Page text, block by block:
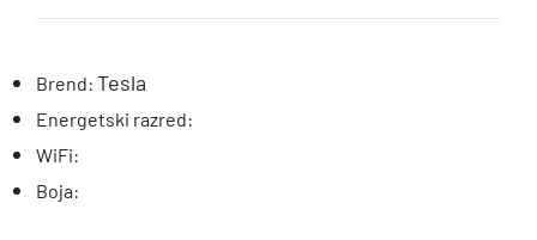
Brend: Tesla
Energetski razred:
WiFi:
Boja: